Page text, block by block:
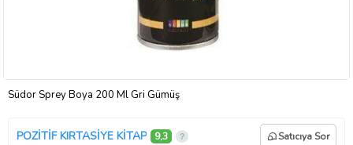
Südor Sprey Boya 200 Ml Gri Gümüş
POZİTİF KIRTASİYE KİTAP 9,3 Satıcıya Sor